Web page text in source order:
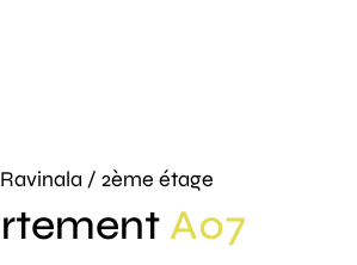
/ 2ème étage
A07